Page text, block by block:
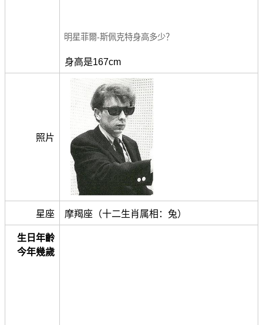
明星菲爾-斯佩克特身高多少？
身高是167cm
照片
星座 摩羯座（十二生肖属相：兔）
生日年齡
今年幾歲